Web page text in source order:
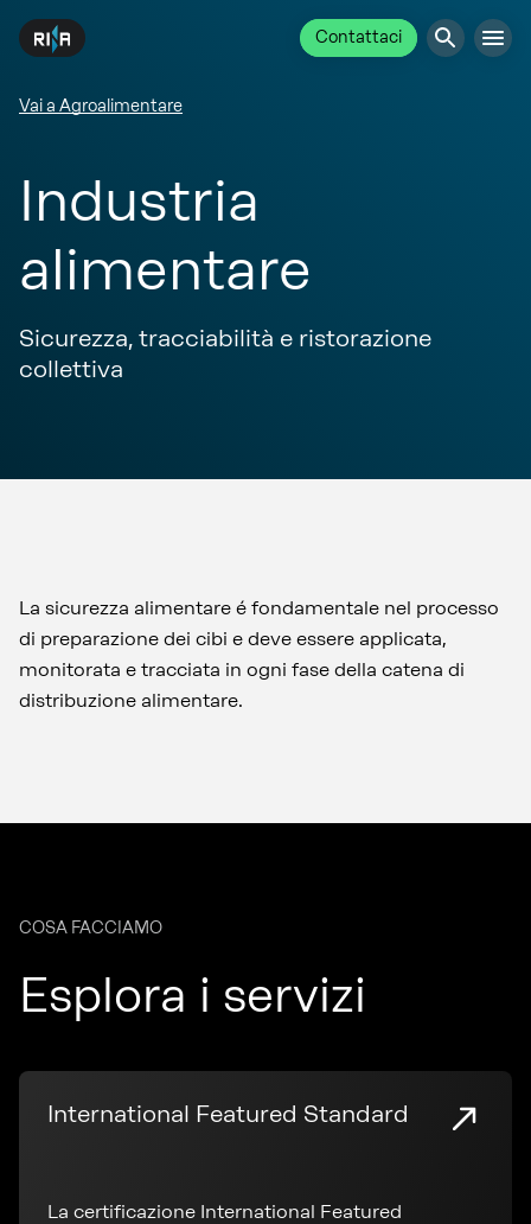
Contattaci
Vai a Agroalimentare
Industria
alimentare
Sicurezza, tracciabilità e ristorazione
collettiva
La sicurezza alimentare é fondamentale nel processo
di preparazione dei cibi e deve essere applicata,
monitorata e tracciata in ogni fase della catena di
distribuzione alimentare.
COSA FACCIAMO
Esplora i servizi
International Featured Standard
La certificazione International Featured